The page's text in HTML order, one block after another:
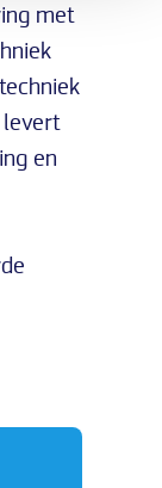
met
levert
en